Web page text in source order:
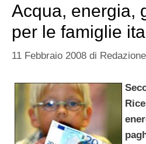
Acqua, energia,
per le famiglie
11 Febbraio 2008 di Redazione